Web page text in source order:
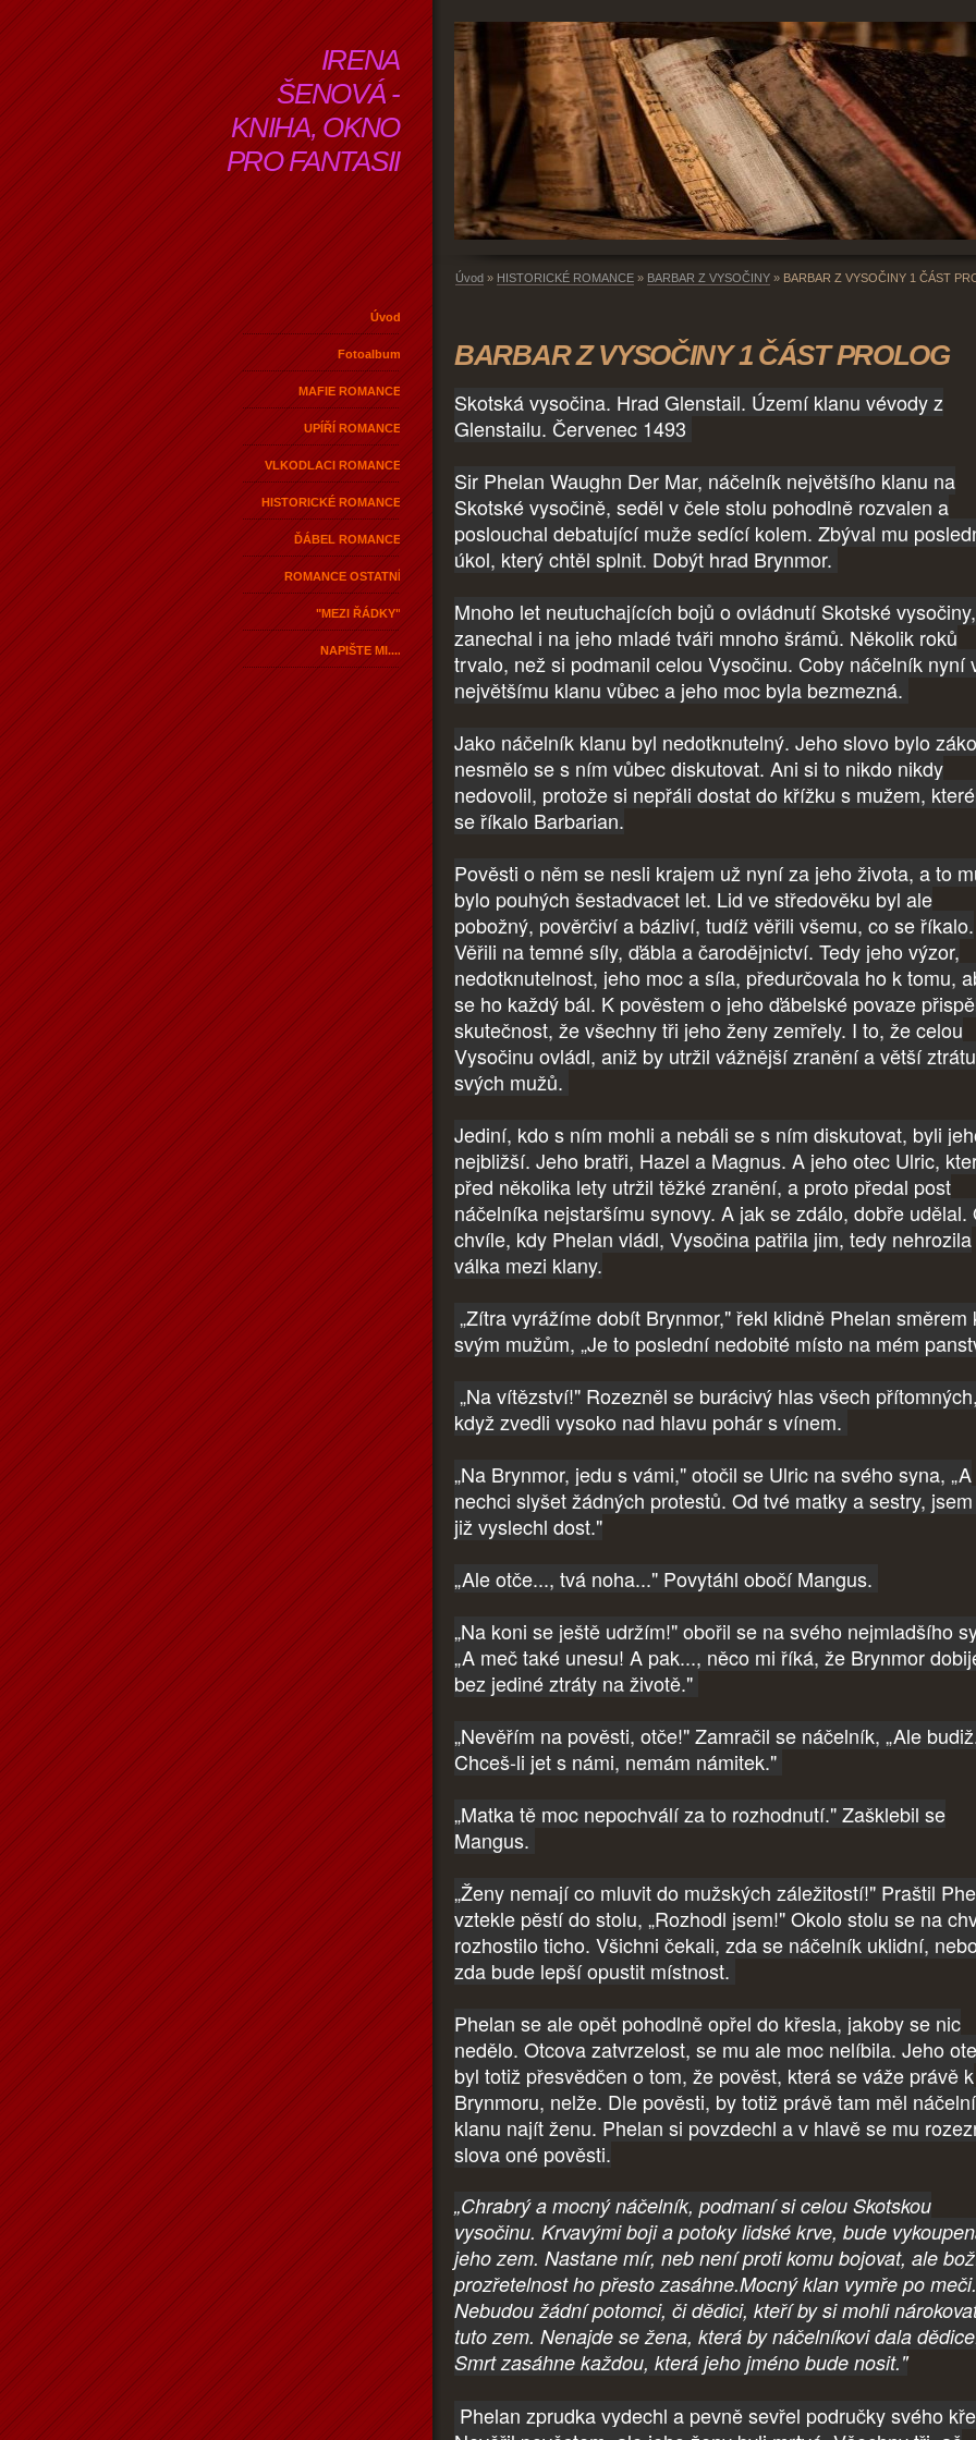
IRENA
ŠENOVÁ -
KNIHA, OKNO
PRO FANTASII
Úvod
Fotoalbum
MAFIE ROMANCE
UPÍŘÍ ROMANCE
VLKODLACI ROMANCE
HISTORICKÉ ROMANCE
ĎÁBEL ROMANCE
ROMANCE OSTATNÍ
"MEZI ŘÁDKY"
NAPIŠTE MI....
Úvod » HISTORICKÉ ROMANCE » BARBAR Z VYSOČINY » BARBAR Z VYSOČINY 1 ČÁST
BARBAR Z VYSOČINY 1 ČÁST PROLOG
Skotská vysočina. Hrad Glenstail. Území klanu vévody z
Glenstailu. Červenec 1493
Sir Phelan Waughn Der Mar, náčelník největšího klanu na
Skotské vysočině, seděl v čele stolu pohodlně rozvalen a
poslouchal debatující muže sedící kolem. Zbýval mu
úkol, který chtěl splnit. Dobýt hrad Brynmor.
Mnoho let neutuchajících bojů o ovládnutí Skotské vysočiny,
zanechal i na jeho mladé tváři mnoho šrámů. Několik roků
trvalo, než si podmanil celou Vysočinu. Coby náčelník nyní
největšímu klanu vůbec a jeho moc byla bezmezná.
Jako náčelník klanu byl nedotknutelný. Jeho slovo bylo
nesmělo se s ním vůbec diskutovat. Ani si to nikdo nikdy
nedovolil, protože si nepřáli dostat do křížku s mužem,
se říkalo Barbarian.
Pověsti o něm se nesli krajem už nyní za jeho života, a to
bylo pouhých šestadvacet let. Lid ve středověku byl ale
pobožný, pověrčiví a bázliví, tudíž věřili všemu, co se říkalo.
Věřili na temné síly, ďábla a čarodějnictví. Tedy jeho výzor,
nedotknutelnost, jeho moc a síla, předurčovala ho k tomu,
se ho každý bál. K pověstem o jeho ďábelské povaze
skutečnost, že všechny tři jeho ženy zemřely. I to, že celou
Vysočinu ovládl, aniž by utržil vážnější zranění a větší ztrátu
svých mužů.
Jediní, kdo s ním mohli a nebáli se s ním diskutovat, byli
nejbližší. Jeho bratři, Hazel a Magnus. A jeho otec Ulric,
před několika lety utržil těžké zranění, a proto předal post
náčelníka nejstaršímu synovy. A jak se zdálo, dobře udělal.
chvíle, kdy Phelan vládl, Vysočina patřila jim, tedy nehrozila
válka mezi klany.
„Zítra vyrážíme dobít Brynmor," řekl klidně Phelan směrem
svým mužům, „Je to poslední nedobité místo na mém
„Na vítězství!" Rozezněl se burácivý hlas všech přítomných,
když zvedli vysoko nad hlavu pohár s vínem.
„Na Brynmor, jedu s vámi," otočil se Ulric na svého syna, „A
nechci slyšet žádných protestů. Od tvé matky a sestry,
již vyslechl dost."
„Ale otče..., tvá noha..." Povytáhl obočí Mangus.
„Na koni se ještě udržím!" obořil se na svého nejmladšího
„A meč také unesu! A pak..., něco mi říká, že Brynmor
bez jediné ztráty na životě."
„Nevěřím na pověsti, otče!" Zamračil se náčelník, „Ale
Chceš-li jet s námi, nemám námitek."
„Matka tě moc nepochválí za to rozhodnutí." Zašklebil se
Mangus.
„Ženy nemají co mluvit do mužských záležitostí!" Praštil
vztekle pěstí do stolu, „Rozhodl jsem!" Okolo stolu se na
rozhostilo ticho. Všichni čekali, zda se náčelník uklidní, nebo
zda bude lepší opustit místnost.
Phelan se ale opět pohodlně opřel do křesla, jakoby se nic
nedělo. Otcova zatvrzelost, se mu ale moc nelíbila. Jeho
byl totiž přesvědčen o tom, že pověst, která se váže právě k
Brynmoru, nelže. Dle pověsti, by totiž právě tam měl
klanu najít ženu. Phelan si povzdechl a v hlavě se mu
slova oné pověsti.
„Chrabrý a mocný náčelník, podmaní si celou Skotskou
vysočinu. Krvavými boji a potoky lidské krve, bude
jeho zem. Nastane mír, neb není proti komu bojovat, ale
prozřetelnost ho přesto zasáhne.Mocný klan vymře po meči.
Nebudou žádní potomci, či dědici, kteří by si mohli
tuto zem. Nenajde se žena, která by náčelníkovi dala
Smrt zasáhne každou, která jeho jméno bude nosit."
Phelan zprudka vydechl a pevně sevřel područky svého